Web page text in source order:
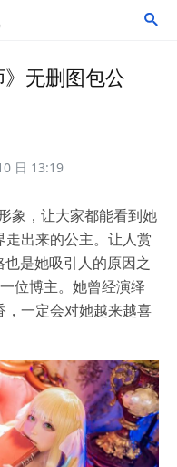

》无删图包公
日 13:19
象，让大家都能看到她
出来的公主。让人赏
是她吸引人的原因之
位博主。她曾经演绎
一定会对她越来越喜